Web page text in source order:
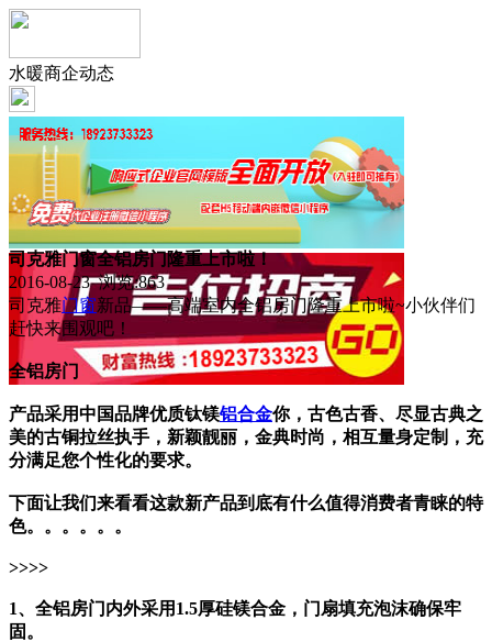
水暖商企动态
司克雅门窗全铝房门隆重上市啦！
2016-08-23 浏览:863
司克雅门窗新品——高端室内全铝房门隆重上市啦~小伙伴们
赶快来围观吧！
全铝房门
产品采用中国品牌优质钛镁铝合金你，古色古香、尽显古典之
美的古铜拉丝执手，新颖靓丽，金典时尚，相互量身定制，充
分满足您个性化的要求。
下面让我们来看看这款新产品到底有什么值得消费者青睐的特
色。。。。。。
>>>>
1、全铝房门内外采用1.5厚硅镁合金，门扇填充泡沫确保牢
固。